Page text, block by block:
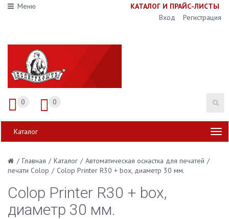
Меню КАТАЛОГ И ПРАЙС-ЛИСТЫ
Вход
Регистрация
0 0
Каталог
/ Главная / Каталог / Автоматическая оснастка для печатей /
печати Colop / Colop Printer R30 + box, диаметр 30 мм.
Colop Printer R30 + box,
диаметр 30 мм.